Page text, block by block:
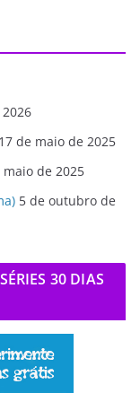
17 de maio de 2025
maio de 2025
5 de outubro de
30 DIAS